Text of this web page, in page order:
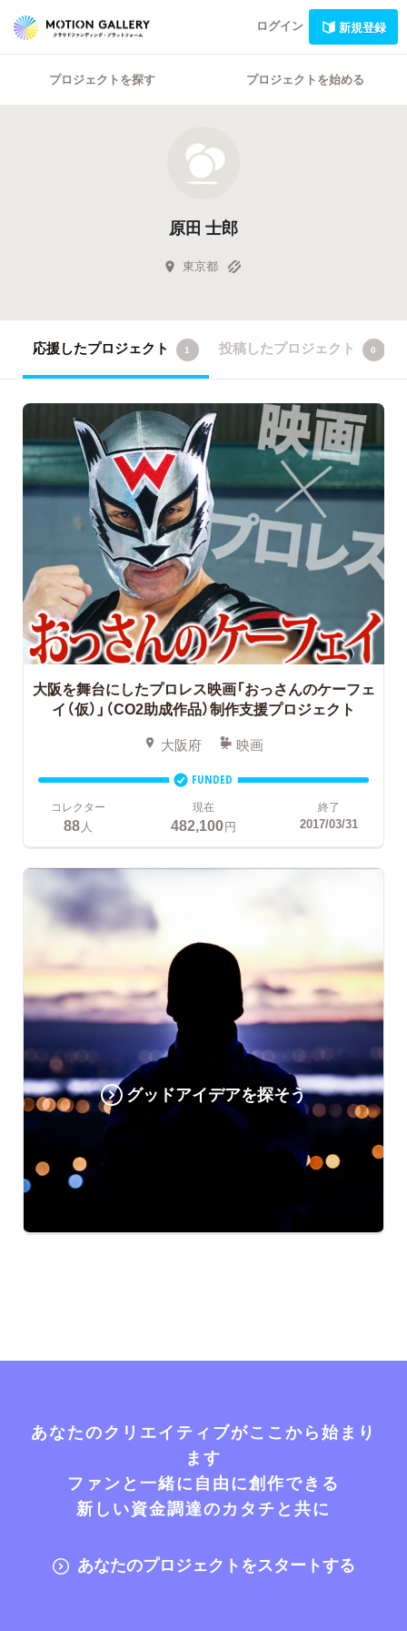
ログイン 新規登録
プロジェクトを探す プロジェクトを始める
原田 士郎
東京都
応援したプロジェクト 1 投稿したプロジェクト 0
大阪を舞台にしたプロレス映画「おっさんのケーフェ
イ（仮）」（CO2助成作品）制作支援プロジェクト
大阪府 映画
FUNDED
コレクター
88 人
現在
482,100円
終了
2017/03/31
グッドアイデアを探そう
あなたのクリエイティブがここから始まり
ます
ファンと一緒に自由に創作できる
新しい資金調達のカタチと共に
あなたのプロジェクトをスタートする